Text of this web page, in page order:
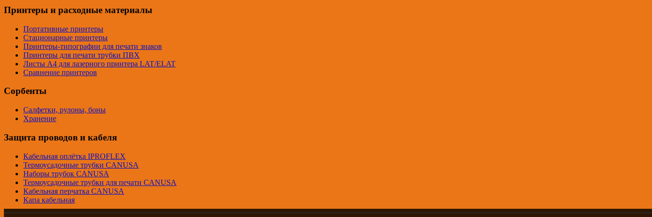
Принтеры и расходные материалы
Портативные принтеры
Стационарные принтеры
Принтеры-типографии для печати знаков
Принтеры для печати трубки ПВХ
Листы A4 для лазерного принтера LAT/ELAT
Сравнение принтеров
Сорбенты
Салфетки, рулоны, боны
Хранение
Защита проводов и кабеля
Кабельная оплётка IPROFLEX
Термоусадочные трубки CANUSA
Наборы трубок CANUSA
Термоусадочные трубки для печати CANUSA
Кабельная перчатка CANUSA
Капа кабельная